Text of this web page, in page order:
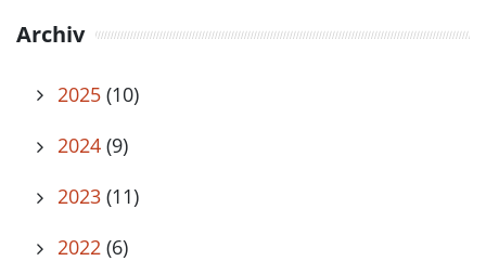
Archiv
2025 (10)
2024 (9)
2023 (11)
2022 (6)